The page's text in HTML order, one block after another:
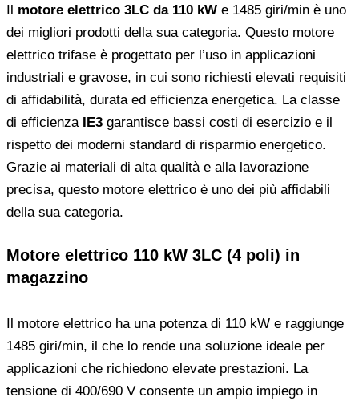
Il motore elettrico 3LC da 110 kW e 1485 giri/min è uno
dei migliori prodotti della sua categoria. Questo motore
elettrico trifase è progettato per l’uso in applicazioni
industriali e gravose, in cui sono richiesti elevati requisiti
di affidabilità, durata ed efficienza energetica. La classe
di efficienza IE3 garantisce bassi costi di esercizio e il
rispetto dei moderni standard di risparmio energetico.
Grazie ai materiali di alta qualità e alla lavorazione
precisa, questo motore elettrico è uno dei più affidabili
della sua categoria.
Motore elettrico 110 kW 3LC (4 poli) in
magazzino
Il motore elettrico ha una potenza di 110 kW e raggiunge
1485 giri/min, il che lo rende una soluzione ideale per
applicazioni che richiedono elevate prestazioni. La
tensione di 400/690 V consente un ampio impiego in